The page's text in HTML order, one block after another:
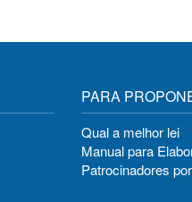
PARA
Qual a melhor lei
Manual para
Patrocinadores